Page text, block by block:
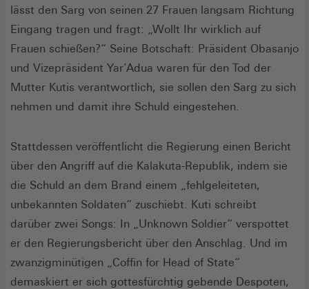
lässt den Sarg von seinen 27 Frauen langsam Richtung
Eingang tragen und fragt: „Wollt Ihr wirklich auf
Frauen schießen?“ Seine Botschaft: Präsident Obasanjo
und Vizepräsident Yar’Adua waren für den Tod der
Mutter Kutis verantwortlich, sie sollen den Sarg zu sich
nehmen und damit ihre Schuld eingestehen.
Stattdessen veröffentlicht die Regierung einen Bericht
über den Angriff auf die Kalakuta-Republik, indem sie
die Schuld an dem Brand einem „fehlgeleiteten,
unbekannten Soldaten“ zuschiebt. Kuti schreibt
darüber zwei Songs: In „Unknown Soldier“ verspottet
er den Regierungsbericht über den Anschlag. Und im
zwanzigminütigen „Coffin for Head of State“
demaskiert er sich gottesfürchtig gebende Despoten,